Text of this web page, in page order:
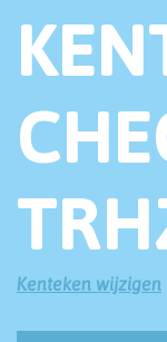
Kenteken wijzigen